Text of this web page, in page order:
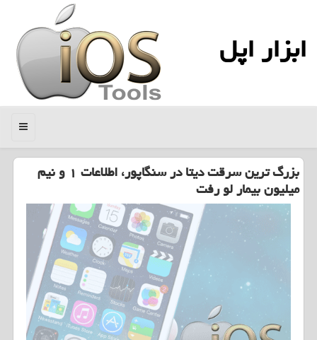
ابزار اپل
منو
بزرگ ترین سرقت دیتا در سنگاپور، اطلاعات ۱ و نیم
میلیون بیمار لو رفت